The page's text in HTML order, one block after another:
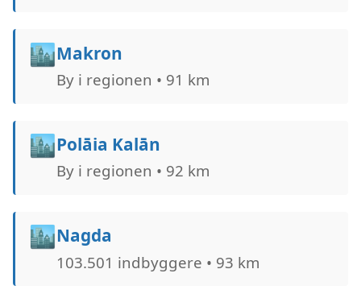
🏙️Makron
By i regionen • 91 km
🏙️Polāia Kalān
By i regionen • 92 km
🏙️Nagda
103.501 indbyggere • 93 km